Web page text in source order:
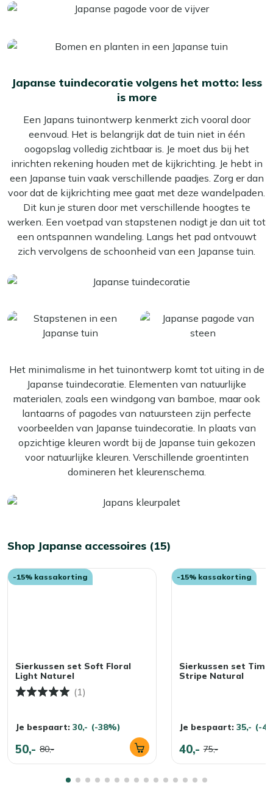
Japanse tuindecoratie volgens het motto: less
is more
Een Japans tuinontwerp kenmerkt zich vooral door
eenvoud. Het is belangrijk dat de tuin niet in één
oogopslag volledig zichtbaar is. Je moet dus bij het
inrichten rekening houden met de kijkrichting. Je hebt in
een Japanse tuin vaak verschillende paadjes. Zorg er dan
voor dat de kijkrichting mee gaat met deze wandelpaden.
Dit kun je sturen door met verschillende hoogtes te
werken. Een voetpad van stapstenen nodigt je dan uit tot
een ontspannen wandeling. Langs het pad ontvouwt
zich vervolgens de schoonheid van een Japanse tuin.
Het minimalisme in het tuinontwerp komt tot uiting in de
Japanse tuindecoratie. Elementen van natuurlijke
materialen, zoals een windgong van bamboe, maar ook
lantaarns of pagodes van natuursteen zijn perfecte
voorbeelden van Japanse tuindecoratie. In plaats van
opzichtige kleuren wordt bij de Japanse tuin gekozen
voor natuurlijke kleuren. Verschillende groentinten
domineren het kleurenschema.
Shop Japanse accessoires (15)
-15% kassakorting
Sierkussen set Soft Floral
Light Naturel
(1)
Je bespaart: 30,- (-38%)
50,- 80,-
-15% kassakorting
Sierkussen set
Stripe Natural
Je bespaart: 35,- (-
40,- 75,-